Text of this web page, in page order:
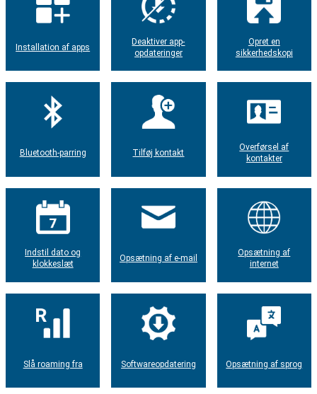
Installation af apps
Deaktiver app-
opdateringer
Opret en
sikkerhedskopi
Bluetooth-parring Tilføj kontakt
Overførsel af
kontakter
Indstil dato og
klokkeslæt
Opsætning af e-mail
Opsætning af
internet
Slå roaming fra Softwareopdatering Opsætning af sprog